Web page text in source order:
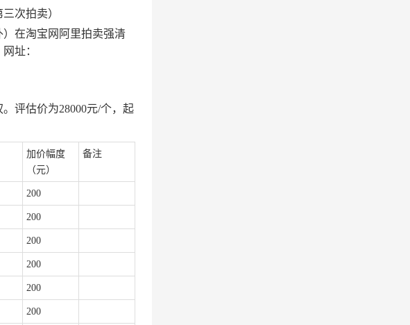
次拍卖）
）在淘宝网阿里拍卖强清
址：
评估价为28000元/个，起
加价幅度
（元）
备注
200
200
200
200
200
200